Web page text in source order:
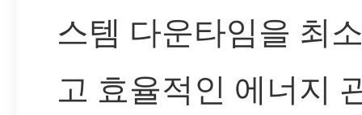
스템 다운타임을 최
고 효율적인 에너지